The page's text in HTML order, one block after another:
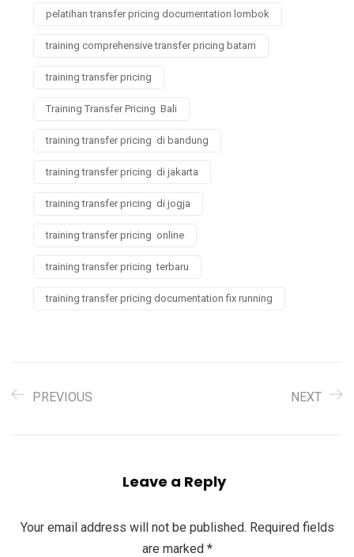
pelatihan transfer pricing documentation lombok
training comprehensive transfer pricing batam
training transfer pricing
Training Transfer Pricing Bali
training transfer pricing di bandung
training transfer pricing di jakarta
training transfer pricing di jogja
training transfer pricing online
training transfer pricing terbaru
training transfer pricing documentation fix running
PREVIOUS NEXT
Leave a Reply
Your email address will not be published. Required fields
are marked *